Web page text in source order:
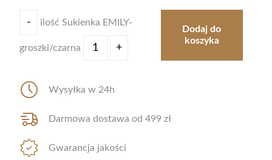
- ilość Sukienka EMILY-
groszki/czarna +
Dodaj do
koszyka
Wysyłka w 24h
Darmowa dostawa od 499 zł
Gwarancja jakości